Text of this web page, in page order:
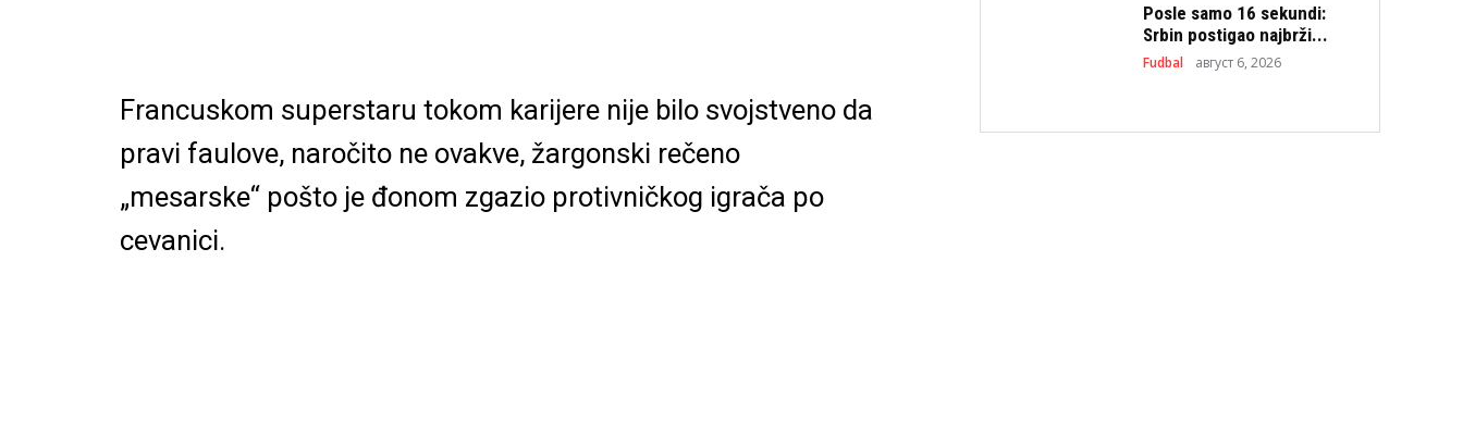
Francuskom superstaru tokom karijere nije bilo svojstveno da
pravi faulove, naročito ne ovakve, žargonski rečeno
„mesarske“ pošto je đonom zgazio protivničkog igrača po
cevanici.
Posle samo 16 sekundi:
Srbin postigao najbrži...
Fudbal август 6, 2026